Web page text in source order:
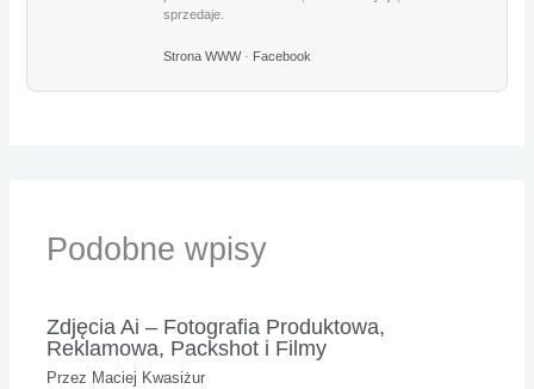
sprzedaje.
Strona WWW· Facebook
Podobne wpisy
Zdjęcia Ai – Fotografia Produktowa,
Reklamowa, Packshot i Filmy
Przez Maciej Kwasiżur